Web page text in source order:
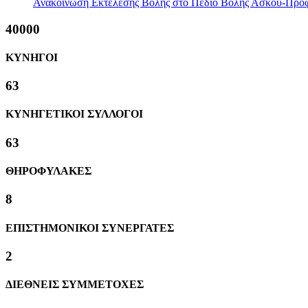
Ανακοίνωση Εκτέλεσης Βολής στο Πεδίο Βολής Ασκού-
40000
ΚΥΝΗΓΟΙ
63
ΚΥΝΗΓΕΤΙΚΟΙ ΣΥΛΛΟΓΟΙ
63
ΘΗΡΟΦΥΛΑΚΕΣ
8
ΕΠΙΣΤΗΜΟΝΙΚΟΙ ΣΥΝΕΡΓΑΤΕΣ
2
ΔΙΕΘΝΕΙΣ ΣΥΜΜΕΤΟΧΕΣ